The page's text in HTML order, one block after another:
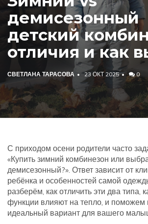
демисезонный
детский
отличия и как
СВЕТЛАНА ТАРАСОВА 23 ОКТ 2025 0
С приходом осени родители часто
«Купить зимний комбинезон или
демисезонный?». Ответ зависит от
ребёнка и особенностей самой
разберём, как отличить эти два типа,
функции влияют на тепло, и поможем
идеальный вариант для вашего